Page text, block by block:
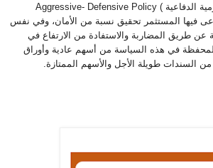
الدفاعية ) Aggressive- Defensive Policy
فيها المستثمر تحقيق نسبة من الأمان، وفي نفس
عن طريق المضاربة والاستفادة من الارتفاع في
المحفظة في هذه السياسة من أسهم عادية وأوراق
السندات طويلة الأجل والأسهم الممتازة